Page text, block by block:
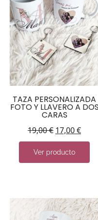
TAZA PERSONALIZADA
FOTO Y LLAVERO A DOS
CARAS
19,00€ 17,00€
Ver producto